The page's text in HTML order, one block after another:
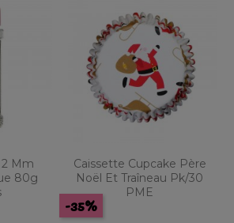
Mm
80g
Caissette Cupcake Père
Noël Et Traîneau Pk/30
PME
-35%